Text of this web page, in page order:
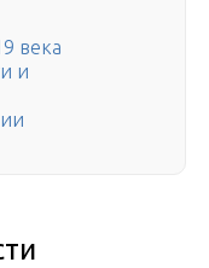
века
и